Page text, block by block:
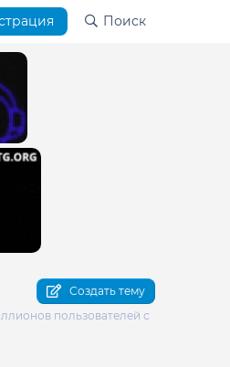
Поиск
Создать тему
пользователей с